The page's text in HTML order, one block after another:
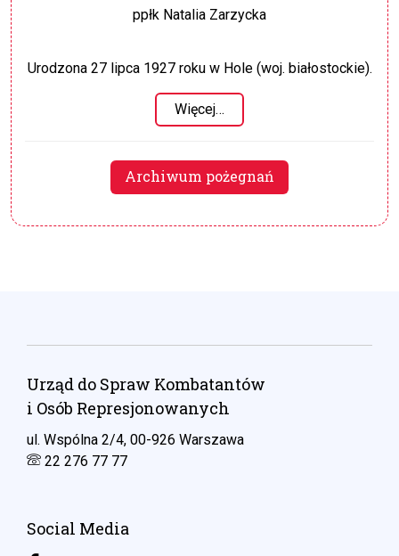
ppłk Natalia Zarzycka
Urodzona 27 lipca 1927 roku w Hole (woj. białostockie).
Więcej…
Archiwum pożegnań
Urząd do Spraw Kombatantów
i Osób Represjonowanych
ul. Wspólna 2/4, 00-926 Warszawa
22 276 77 77
Social Media